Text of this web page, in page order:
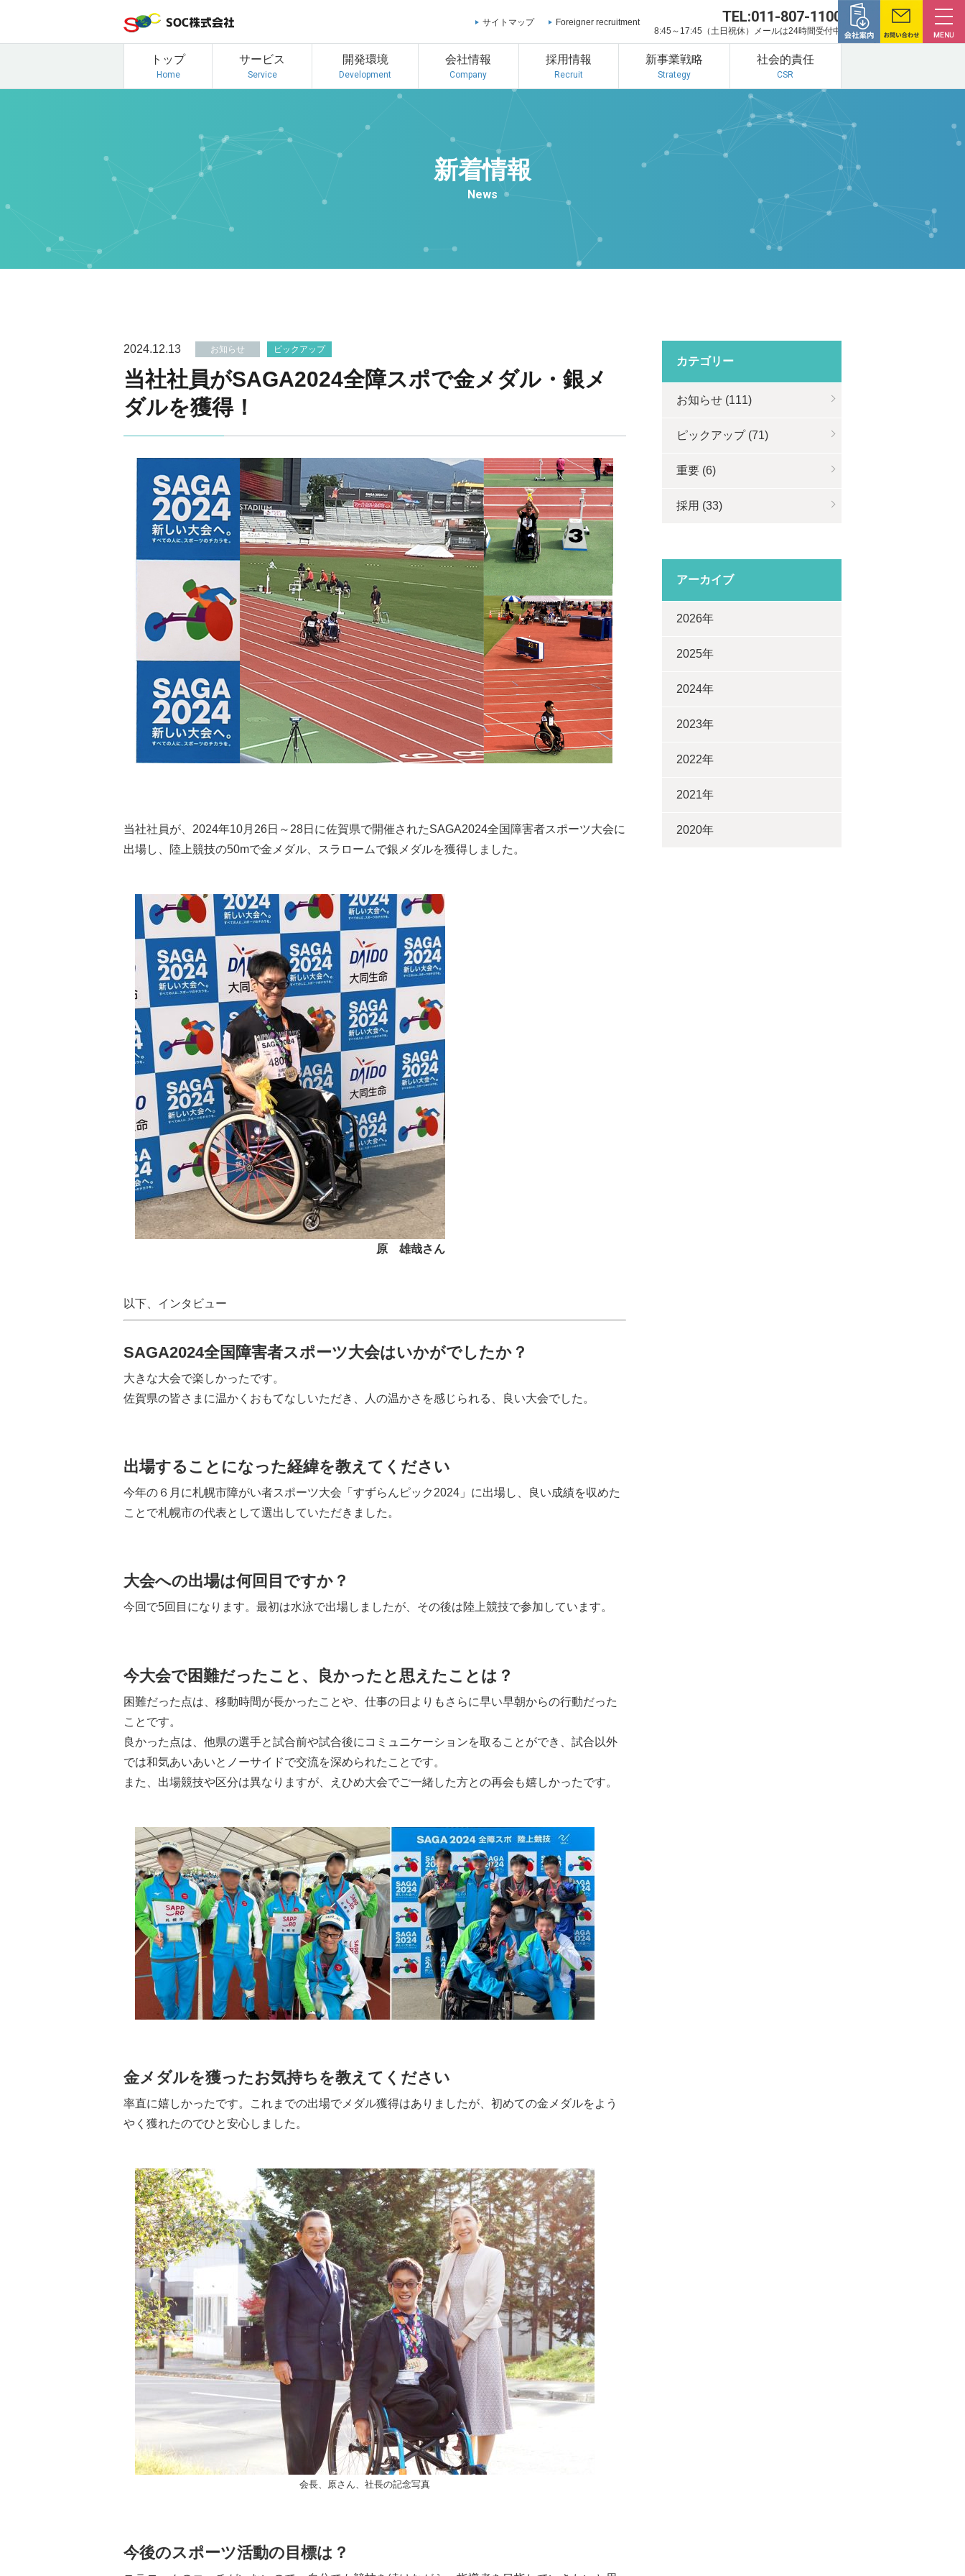
サイトマップ Foreigner recruitment TEL:011-807-1100
8:45～17:45（土日祝休）メールは24時間受付中
トップ
Home
サービス
Service
開発環境
Development
会社情報
Company
採用情報
Recruit
新事業戦略
Strategy
社会的責任
CSR
新着情報
News
2024.12.13 お知らせ ピックアップ
当社社員がSAGA2024全障スポで金メダル・銀メ
ダルを獲得！
当社社員が、2024年10月26日～28日に佐賀県で開催されたSAGA2024全国障害者スポーツ大会に
出場し、陸上競技の50mで金メダル、スラロームで銀メダルを獲得しました。
原 雄哉さん
以下、インタビュー
SAGA2024全国障害者スポーツ大会はいかがでしたか？
大きな大会で楽しかったです。
佐賀県の皆さまに温かくおもてなしいただき、人の温かさを感じられる、良い大会でした。
出場することになった経緯を教えてください
今年の６月に札幌市障がい者スポーツ大会「すずらんピック2024」に出場し、良い成績を収めた
ことで札幌市の代表として選出していただきました。
大会への出場は何回目ですか？
今回で5回目になります。最初は水泳で出場しましたが、その後は陸上競技で参加しています。
今大会で困難だったこと、良かったと思えたことは？
困難だった点は、移動時間が長かったことや、仕事の日よりもさらに早い早朝からの行動だった
ことです。
良かった点は、他県の選手と試合前や試合後にコミュニケーションを取ることができ、試合以外
では和気あいあいとノーサイドで交流を深められたことです。
また、出場競技や区分は異なりますが、えひめ大会でご一緒した方との再会も嬉しかったです。
金メダルを獲ったお気持ちを教えてください
率直に嬉しかったです。これまでの出場でメダル獲得はありましたが、初めての金メダルをよう
やく獲れたのでひと安心しました。
会長、原さん、社長の記念写真
今後のスポーツ活動の目標は？
カテゴリー
お知らせ (111)
ピックアップ (71)
重要 (6)
採用 (33)
アーカイブ
2026年
2025年
2024年
2023年
2022年
2021年
2020年